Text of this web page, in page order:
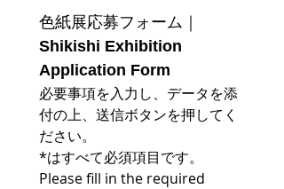
色紙展応募フォーム｜
Shikishi Exhibition
Application Form
必要事項を入力し、データを添
付の上、送信ボタンを押してく
ださい。
*はすべて必須項目です。
Please fill in the required